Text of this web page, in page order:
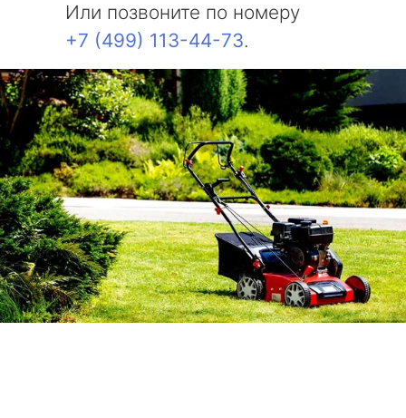
Или позвоните по номеру
+7 (499) 113-44-73.